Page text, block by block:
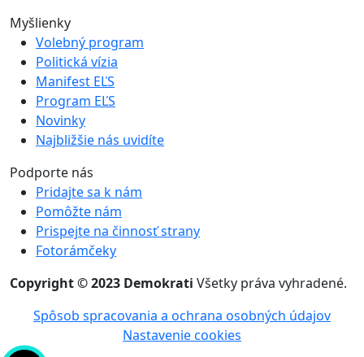
Myšlienky
Volebný program
Politická vízia
Manifest EĽS
Program EĽS
Novinky
Najbližšie nás uvidíte
Podporte nás
Pridajte sa k nám
Pomôžte nám
Prispejte na činnosť strany
Fotorámčeky
Copyright © 2023 Demokrati Všetky práva vyhradené.
Spôsob spracovania a ochrana osobných údajov
Nastavenie cookies